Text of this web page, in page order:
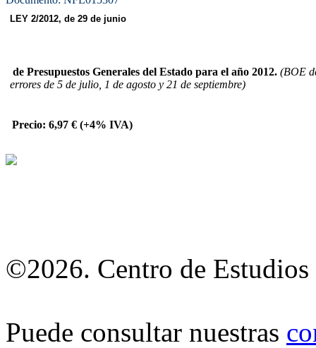
LEY 2/2012, de 29 de junio
de Presupuestos Generales del Estado para el año 2012. (BOE
errores de 5 de julio, 1 de agosto y 21 de septiembre)
Precio: 6,97 € (+4% IVA)
©2026. Centro de Estudios
Puede consultar nuestras